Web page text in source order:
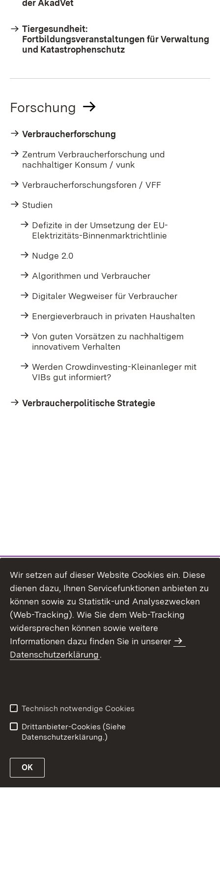
der AkadVet
Tiergesundheit:
Fortbildungsveranstaltungen für Verwaltung
und Katastrophenschutz
Forschung
Verbraucherforschung
Zentrum Verbraucherforschung und
nachhaltiger Konsum / vunk
Verbraucherforschungsforen / VFF
Studien
Defizite in der Umsetzung der EU-
Elektrizitäts-Binnenmarktrichtlinie
Nudge 2.0
Algorithmen und Verbraucher
Digitaler Wegweiser für Verbraucher
Energieverbrauch in privaten Haushalten
Von guten Vorsätzen zu nachhaltigem
innovativem Verhalten
Werden Crowdinvesting-Kleinanleger mit
VIBs gut informiert?
Verbraucherpolitische Strategie
Wir setzen auf dieser Website Cookies ein. Diese
dienen dazu, Ihnen Servicefunktionen anbieten zu
können sowie zu Statistik-und Analysezwecken
(Web-Tracking). Wie Sie dem Web-Tracking
widersprechen können sowie weitere
Informationen dazu finden Sie in unserer
Datenschutzerklärung.
Technisch notwendige Cookies
Drittanbieter-Cookies (Siehe
Datenschutzerklärung.)
OK